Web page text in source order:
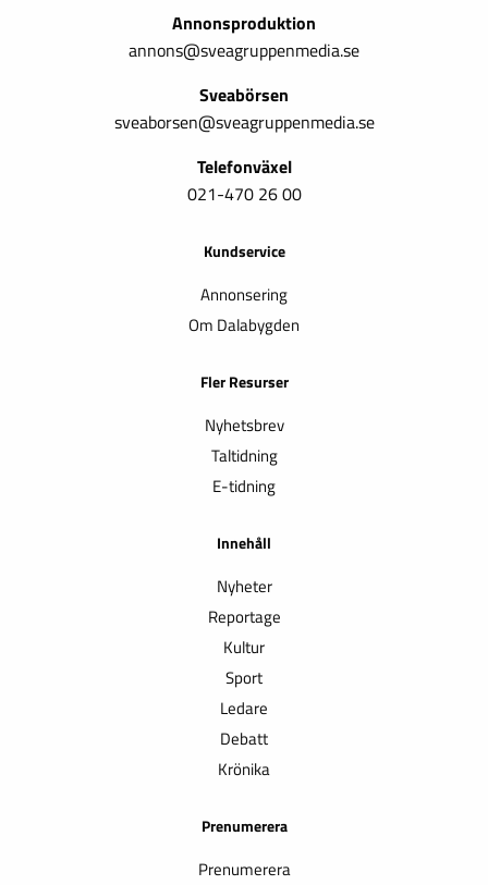
Annonsproduktion
annons@sveagruppenmedia.se
Sveabörsen
sveaborsen@sveagruppenmedia.se
Telefonväxel
021-470 26 00
Kundservice
Annonsering
Om Dalabygden
Fler Resurser
Nyhetsbrev
Taltidning
E-tidning
Innehåll
Nyheter
Reportage
Kultur
Sport
Ledare
Debatt
Krönika
Prenumerera
Prenumerera